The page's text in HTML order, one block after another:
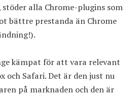
alla Chrome-plugins som
bättre prestanda än Chrome
kämpat för att vara relevant
och Safari. Det är den just nu
på marknaden och den är